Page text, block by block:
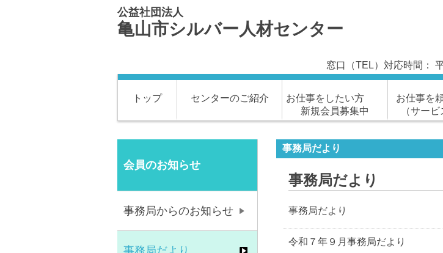
公益社団法人
亀山市シルバー人材センター
窓口（TEL）対応時間
トップ センターのご紹介
お仕事をしたい方
新規会員募集中
お仕事を
（サービ
事務局だより
事務局だより
事務局だより
令和７年９月事務局だより
会員のお知らせ
事務局からのお知らせ
事務局だより